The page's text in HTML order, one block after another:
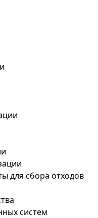
для сбора отходов
систем